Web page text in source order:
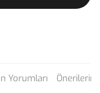
Yorumları